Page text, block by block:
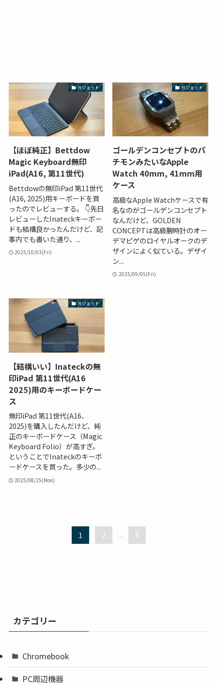
ガジェット
【ほぼ純正】Bettdow
Magic Keyboard無印
iPad(A16, 第11世代)
Bettdowの無印iPad 第11世代
(A16, 2025)用キーボードを買
ったのでレビューする。 👇先日
レビューしたInateckキーボー
ドも結構良かったんだけど、記
事内でも書いた通り、...
2025/10/03(Fri)
ガジェット
ゴールデンコンセプトのパ
チモンみたいなApple
Watch 40mm, 41mm用
ケース
高級なApple Watchケースで有
名なのがゴールデンコンセプト
なんだけど、GOLDEN
CONCEPTは高級腕時計のオー
デマピゲのロイヤルオークのデ
ザインによく似ている。デザイ
ン...
2025/09/05(Fri)
ガジェット
【結構いい】Inateckの無
印iPad 第11世代(A16
2025)用のキーボードケー
ス
無印iPad 第11世代(A16、
2025)を購入したんだけど、純
正のキーボードケース（Magic
Keyboard Folio）が高すぎ。
ということでInateckのキーボ
ードケースを買った。多少の...
2025/08/25(Mon)
1 2 ... 9
カテゴリー
Chromebook
PC周辺機器